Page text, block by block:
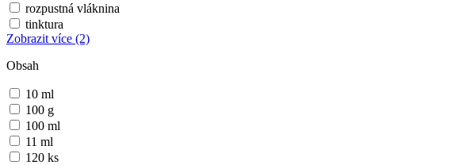
rozpustná vláknina
tinktura
Zobrazit více (2)
Obsah
10 ml
100 g
100 ml
11 ml
120 ks